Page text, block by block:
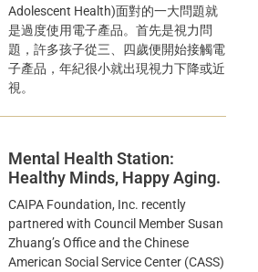
Adolescent Health)面對的一大問題就
是過度使用電子產品。首先是視力問
題，許多孩子從三、四歲便開始接觸電
子產品，年紀很小就出現視力下降或近
視。
Mental Health Station:
Healthy Minds, Happy Aging.
CAIPA Foundation, Inc. recently
partnered with Council Member Susan
Zhuang’s Office and the Chinese
American Social Service Center (CASS)